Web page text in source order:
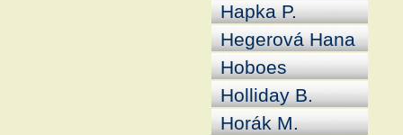
Hapka P.
Hegerová Hana
Hoboes
Holliday B.
Horák M.